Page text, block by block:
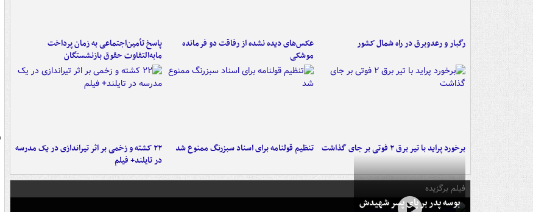
رگبار و رعدوبرق در راه شمال کشور
عکس‌های دیده نشده از رفاقت دو فرمانده‌
موشکی
پاسخ تأمین‌اجتماعی به زمان پرداخت
مابه‌التفاوت حقوق بازنشستگان
برخورد پراید با تیر برق ۲ فوتی بر جای گذاشت تنظیم قولنامه برای اسناد سبزرنگ ممنوع شد
۲۲ کشته و زخمی بر اثر تیراندازی در یک مدرسه
در تایلند+ فیلم
فیلم برگزیده
بوسه‌ پدر بر پای پسر شهیدش